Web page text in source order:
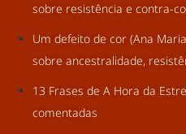
sobre resistência e contra-
Um defeito de cor (Ana
sobre ancestralidade,
13 Frases de A Hora da
comentadas